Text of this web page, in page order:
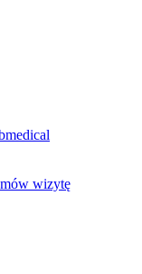
wizytę